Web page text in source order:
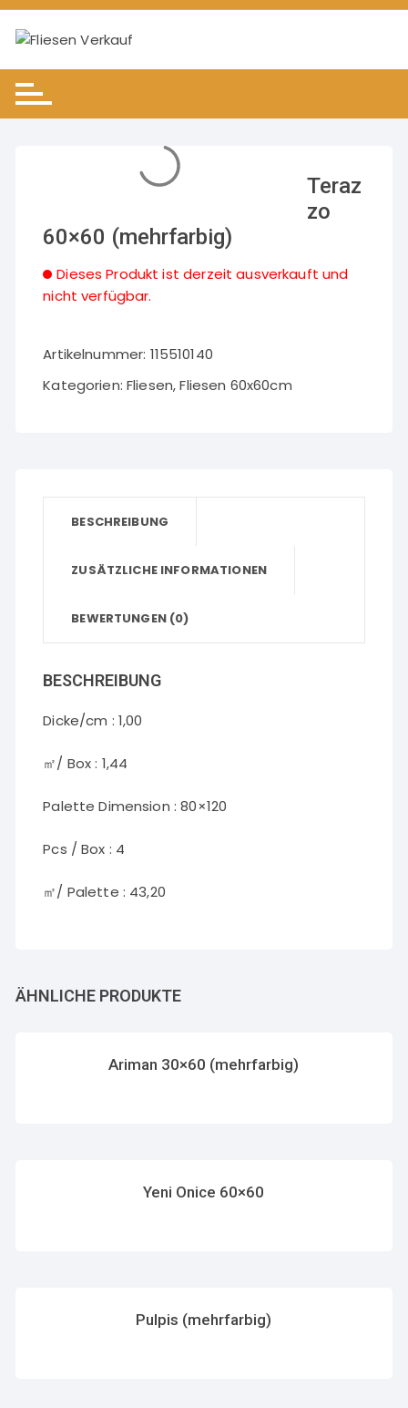
Teraz
zo
60×60 (mehrfarbig)
Dieses Produkt ist derzeit ausverkauft und
nicht verfügbar.
Artikelnummer: 115510140
Kategorien:Fliesen,Fliesen 60x60cm
BESCHREIBUNG
ZUSÄTZLICHE INFORMATIONEN
BEWERTUNGEN (0)
BESCHREIBUNG
Dicke/cm : 1,00
㎡/ Box : 1,44
Palette Dimension : 80×120
Pcs / Box : 4
㎡/ Palette : 43,20
ÄHNLICHE PRODUKTE
Ariman 30×60 (mehrfarbig)
Yeni Onice 60×60
Pulpis (mehrfarbig)